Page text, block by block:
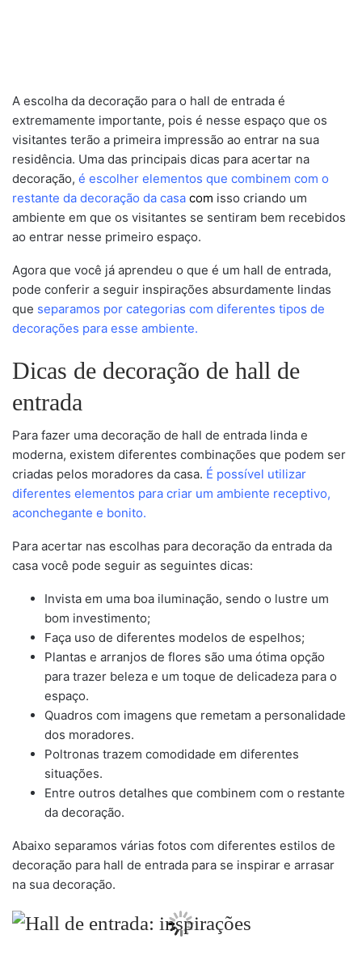
A escolha da decoração para o hall de entrada é
extremamente importante, pois é nesse espaço que os
visitantes terão a primeira impressão ao entrar na sua
residência. Uma das principais dicas para acertar na
decoração, é escolher elementos que combinem com o
restante da decoração da casa com isso criando um
ambiente em que os visitantes se sentiram bem recebidos
ao entrar nesse primeiro espaço.
Agora que você já aprendeu o que é um hall de entrada,
pode conferir a seguir inspirações absurdamente lindas
que separamos por categorias com diferentes tipos de
decorações para esse ambiente.
Dicas de decoração de hall de
entrada
Para fazer uma decoração de hall de entrada linda e
moderna, existem diferentes combinações que podem ser
criadas pelos moradores da casa. É possível utilizar
diferentes elementos para criar um ambiente receptivo,
aconchegante e bonito.
Para acertar nas escolhas para decoração da entrada da
casa você pode seguir as seguintes dicas:
Invista em uma boa iluminação, sendo o lustre um
bom investimento;
Faça uso de diferentes modelos de espelhos;
Plantas e arranjos de flores são uma ótima opção
para trazer beleza e um toque de delicadeza para o
espaço.
Quadros com imagens que remetam a personalidade
dos moradores.
Poltronas trazem comodidade em diferentes
situações.
Entre outros detalhes que combinem com o restante
da decoração.
Abaixo separamos várias fotos com diferentes estilos de
decoração para hall de entrada para se inspirar e arrasar
na sua decoração.